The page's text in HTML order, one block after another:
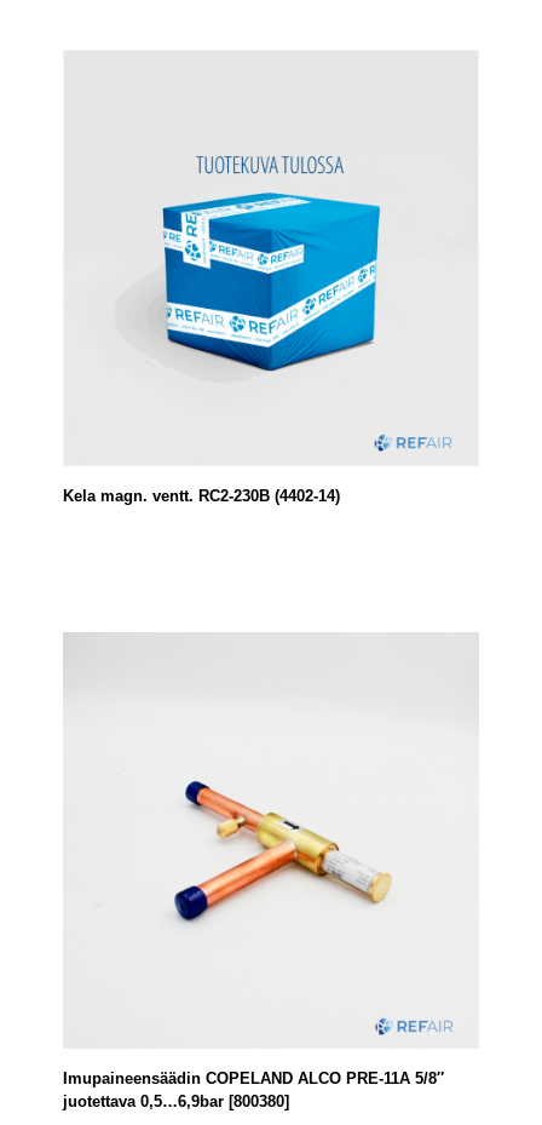
Kela magn. ventt. RC2-230B (4402-14)
Imupaineensäädin COPELAND ALCO PRE-11A 5/8″
juotettava 0,5…6,9bar [800380]